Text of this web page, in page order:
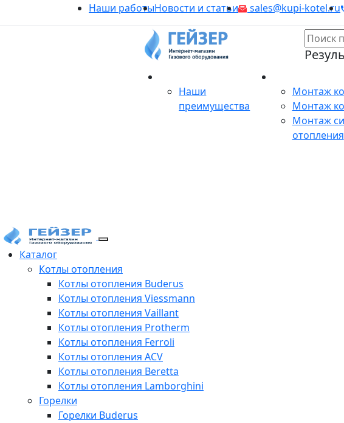
Наши работыНовости и статьи sales@kupi-kotel.ru
Наши
преимущества
Монтаж
Монтаж
Монтаж
отопления
Каталог
Котлы отопления
Котлы отопления Buderus
Котлы отопления Viessmann
Котлы отопления Vaillant
Котлы отопления Protherm
Котлы отопления Ferroli
Котлы отопления ACV
Котлы отопления Beretta
Котлы отопления Lamborghini
Горелки
Горелки Buderus